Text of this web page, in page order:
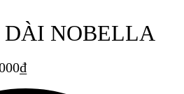
DÀI NOBELLA
₫